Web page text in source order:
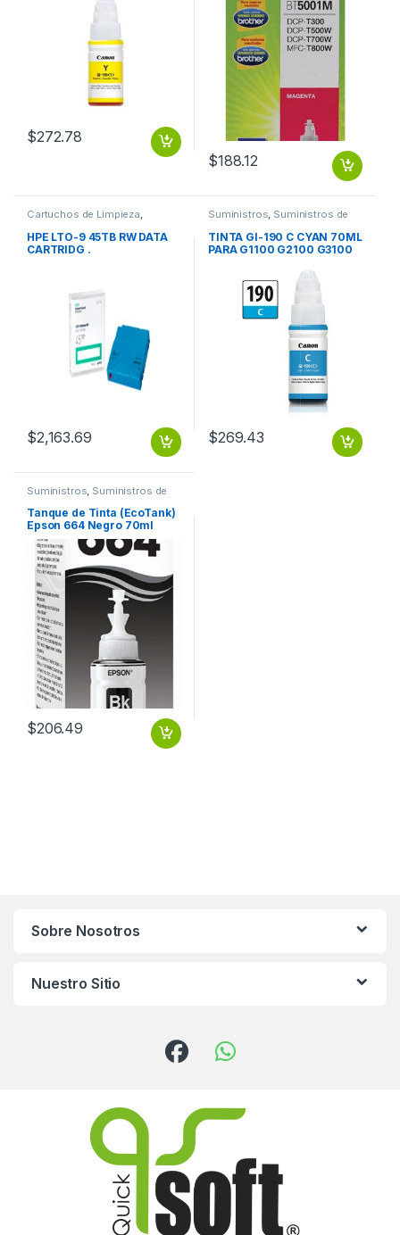
$272.78
$188.12
Cartuchos de Limpieza,
HPE LTO-9 45TB RW DATA
CARTRIDG .
$2,163.69
Suministros, Suministros de
Impresión
TINTA GI-190 C CYAN 70ML
PARA G1100 G2100 G3100
$269.43
Suministros Suministros de
Impresión
Tanque de Tinta (EcoTank)
Epson 664 Negro 70ml
L575 L495 L1300
$206.49
Sobre Nosotros
Nuestro Sitio